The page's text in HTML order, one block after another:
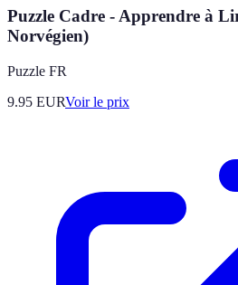
Puzzle Cadre - Apprendre à
Norvégien)
Puzzle FR
9.95 EURVoir le prix